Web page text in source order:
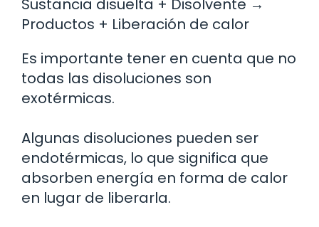
Sustancia disuelta + Disolvente →
Productos + Liberación de calor
Es importante tener en cuenta que no
todas las disoluciones son
exotérmicas.
Algunas disoluciones pueden ser
endotérmicas, lo que significa que
absorben energía en forma de calor
en lugar de liberarla.